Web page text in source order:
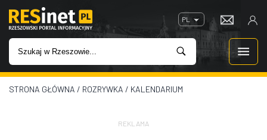
PL
WIADOMOŚCI
STRONA GŁÓWNA / ROZRYWKA / KALENDARIUM
REKLAMA